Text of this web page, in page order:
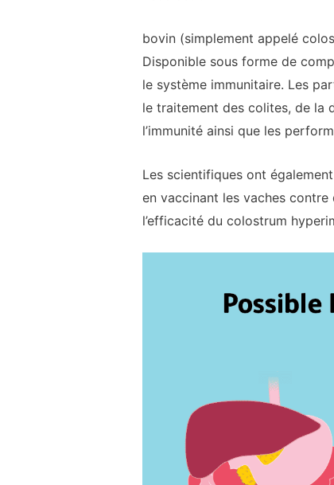
bovin (simplement appelé
Disponible sous forme de
le système immunitaire. Les
le traitement des colites, de la
l’immunité ainsi que les
Les scientifiques ont
en vaccinant les vaches
l’efficacité du colostrum